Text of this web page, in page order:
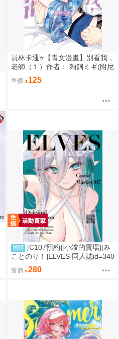
員林卡通⭐️【青文漫畫】別看我，
老師（１）作者： 狗飼ミギ(附尼
采書套)
售價 125
預購 [C107預約][小竣的賣場][み
ことのり！]ELVES 同人誌id=340
9788
售價 280